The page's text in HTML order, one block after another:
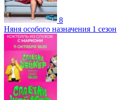
8
Няня особого назначения 1 сезон